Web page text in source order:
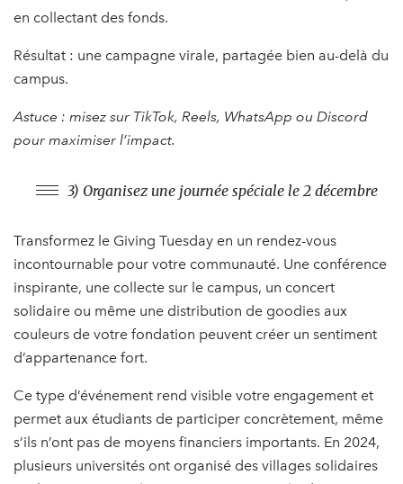
en collectant des fonds.
Résultat : une campagne virale, partagée bien au-delà du
campus.
Astuce : misez sur TikTok, Reels, WhatsApp ou Discord
pour maximiser l’impact.
3) Organisez une journée spéciale le 2 décembre
Transformez le Giving Tuesday en un rendez-vous
incontournable pour votre communauté. Une conférence
inspirante, une collecte sur le campus, un concert
solidaire ou même une distribution de goodies aux
couleurs de votre fondation peuvent créer un sentiment
d’appartenance fort.
Ce type d’événement rend visible votre engagement et
permet aux étudiants de participer concrètement, même
s’ils n’ont pas de moyens financiers importants. En 2024,
plusieurs universités ont organisé des villages solidaires